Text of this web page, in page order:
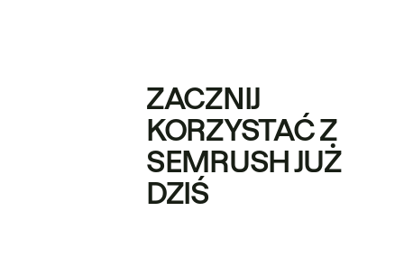
ZACZNIJ
KORZYSTAĆ Z
SEMRUSH JUŻ
DZIŚ